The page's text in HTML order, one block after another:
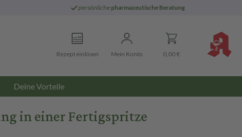
persönliche pharmazeutische Beratung
Rezept einlösen Mein Konto 0,00 €
Deine Vorteile
in einer Fertigspritze